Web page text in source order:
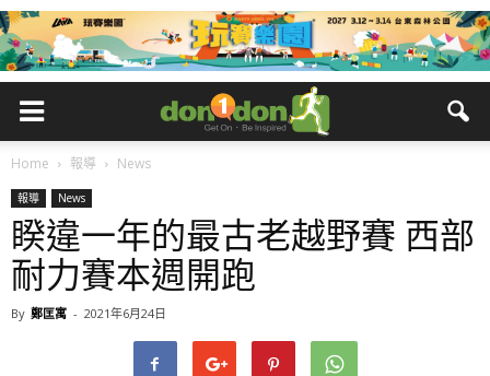
Home 報導 News
報導 News
睽違一年的最古老越野賽 西部
耐力賽本週開跑
By 鄭匡寓 - 2021年6月24日